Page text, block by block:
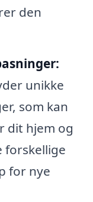
den
unikke
som kan
dit hjem og
forskellige
for nye